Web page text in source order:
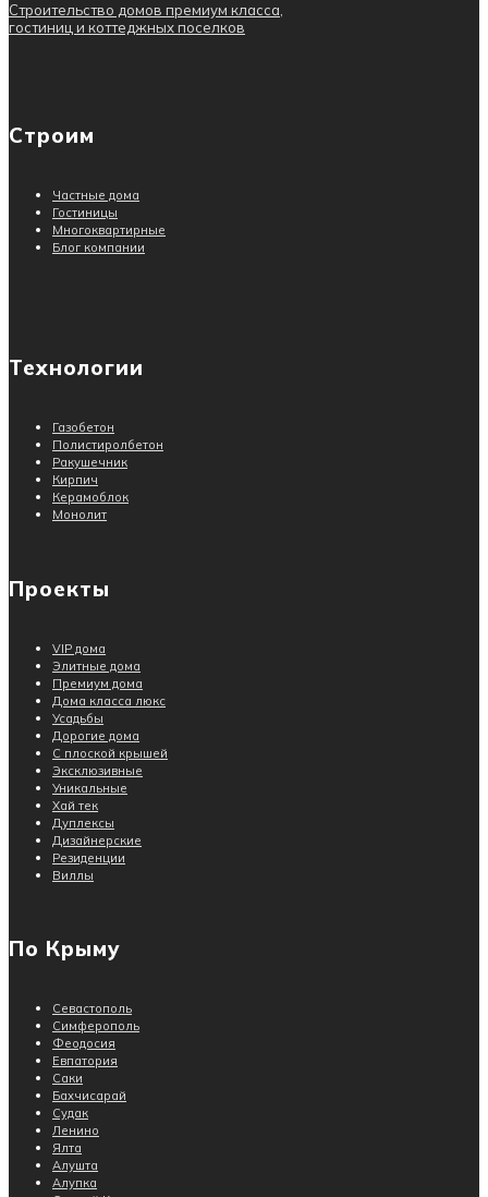
Строительство домов премиум класса,
гостиниц и коттеджных поселков
Строим
Частные дома
Гостиницы
Многоквартирные
Блог компании
Технологии
Газобетон
Полистиролбетон
Ракушечник
Кирпич
Керамоблок
Монолит
Проекты
VIP дома
Элитные дома
Премиум дома
Дома класса люкс
Усадьбы
Дорогие дома
С плоской крышей
Эксклюзивные
Уникальные
Хай тек
Дуплексы
Дизайнерские
Резиденции
Виллы
По Крыму
Севастополь
Симферополь
Феодосия
Евпатория
Саки
Бахчисарай
Судак
Ленино
Ялта
Алушта
Алупка